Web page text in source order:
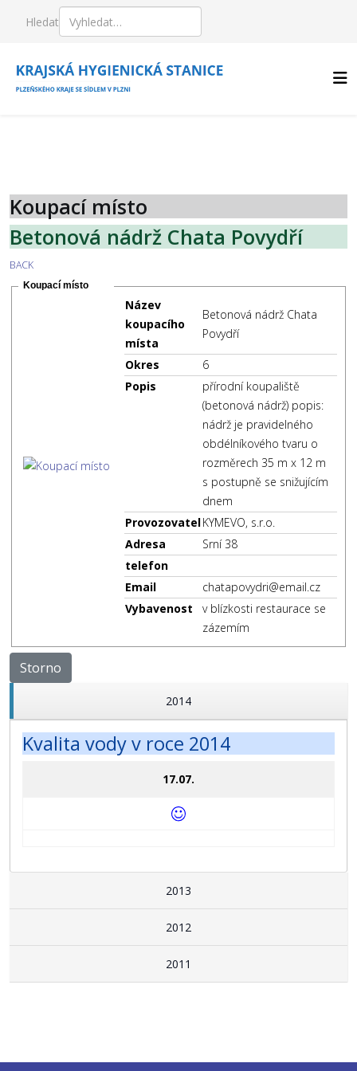
Hledat
Koupací místo
Betonová nádrž Chata Povydří
BACK
Koupací místo
Název
koupacího
místa
Betonová nádrž Chata
Povydří
Okres
6
Popis
přírodní koupaliště
(betonová nádrž) popis:
nádrž je pravidelného
obdélníkového tvaru o
rozměrech 35 m x 12 m
s postupně se snižujícím
dnem
ProvozovatelKYMEVO, s.r.o.
Adresa
Srní 38
telefon
Email
chatapovydri@email.cz
Vybavenost
v blízkosti restaurace se
zázemím
Storno
2014
Kvalita vody v roce 2014
17.07.
2013
2012
2011